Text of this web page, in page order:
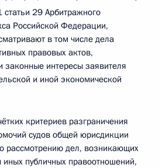
статьи 29 Арбитражного
Российской Федерации,
в том числе дела
правовых актов,
законные интересы заявителя
и иной экономической
критериев разграничения
судов общей юрисдикции
рассмотрению дел, возникающих
иных публичных правоотношений,